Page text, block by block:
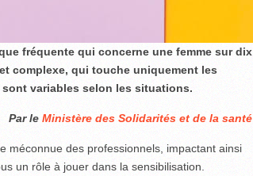
fréquente qui concerne une femme sur dix
complexe, qui touche uniquement les
sont variables selon les situations.
Par le Ministère des Solidarités et de la santé
méconnue des professionnels, impactant ainsi
un rôle à jouer dans la sensibilisation.